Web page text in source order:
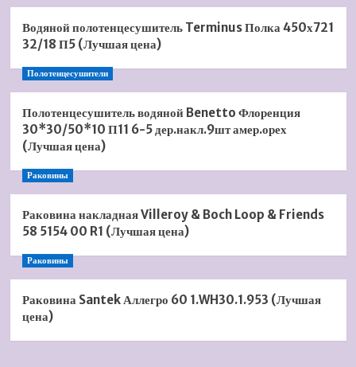
Водяной полотенцесушитель Terminus Полка 450х721
32/18 П5 (Лучшая цена)
Полотенцесушители
Полотенцесушитель водяной Benetto Флоренция
30*30/50*10 П11 6-5 дер.накл.9шт амер.орех
(Лучшая цена)
Раковины
Раковина накладная Villeroy & Boch Loop & Friends
58 5154 00 R1 (Лучшая цена)
Раковины
Раковина Santek Аллегро 60 1.WH30.1.953 (Лучшая
цена)